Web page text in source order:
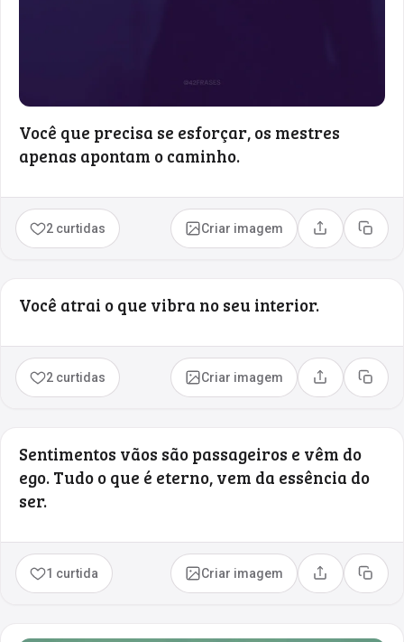
Você que precisa se esforçar, os mestres
apenas apontam o caminho.
2 curtidas Criar imagem Compartilhar
Copiar
Você atrai o que vibra no seu interior.
2 curtidas Criar imagem Compartilhar
Copiar
Sentimentos vãos são passageiros e vêm do
ego. Tudo o que é eterno, vem da essência do
ser.
1 curtida Criar imagem Compartilhar
Copiar